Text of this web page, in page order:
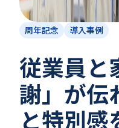
周年記念 導入事例
従業員と
謝」が伝
と特別感